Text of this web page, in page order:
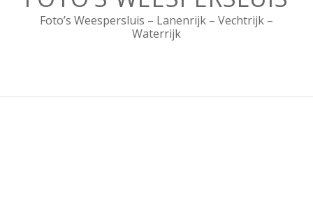
Foto’s Weespersluis – Lanenrijk – Vechtrijk –
Waterrijk